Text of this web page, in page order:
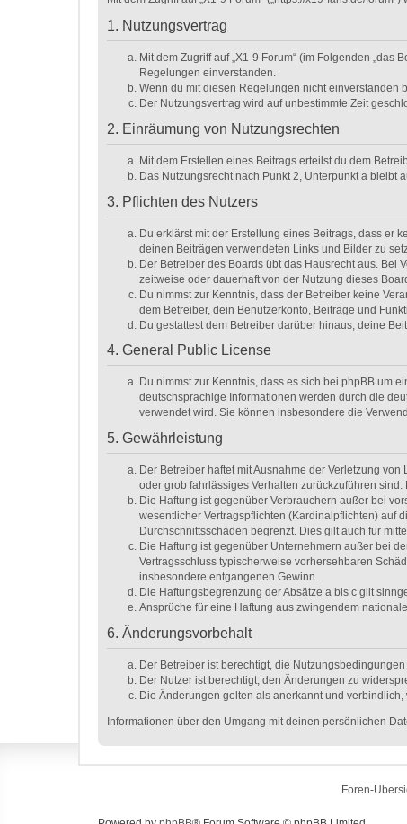
1. Nutzungsvertrag
Mit dem Zugriff auf „X1-9 Forum“ (im Folgenden
Regelungen einverstanden.
Wenn du mit diesen Regelungen nicht einverstanden
Der Nutzungsvertrag wird auf unbestimmte Zeit
2. Einräumung von Nutzungsrechten
Mit dem Erstellen eines Beitrags erteilst du dem
Das Nutzungsrecht nach Punkt 2, Unterpunkt a bleibt
3. Pflichten des Nutzers
Du erklärst mit der Erstellung eines Beitrags, dass er
deinen Beiträgen verwendeten Links und Bilder zu
Der Betreiber des Boards übt das Hausrecht aus.
zeitweise oder dauerhaft von der Nutzung dieses
Du nimmst zur Kenntnis, dass der Betreiber keine
dem Betreiber, dein Benutzerkonto, Beiträge und
Du gestattest dem Betreiber darüber hinaus, deine
4. General Public License
Du nimmst zur Kenntnis, dass es sich bei phpBB um
deutschsprachige Informationen werden durch die
verwendet wird. Sie können insbesondere die
5. Gewährleistung
Der Betreiber haftet mit Ausnahme der Verletzung
oder grob fahrlässiges Verhalten zurückzuführen
Die Haftung ist gegenüber Verbrauchern außer bei
wesentlicher Vertragspflichten (Kardinalpflichten) auf
Durchschnittsschäden begrenzt. Dies gilt auch für
Die Haftung ist gegenüber Unternehmern außer bei
Vertragsschluss typischerweise vorhersehbaren
insbesondere entgangenen Gewinn.
Die Haftungsbegrenzung der Absätze a bis c gilt
Ansprüche für eine Haftung aus zwingendem
6. Änderungsvorbehalt
Der Betreiber ist berechtigt, die
Der Nutzer ist berechtigt, den Änderungen zu
Die Änderungen gelten als anerkannt und
Informationen über den Umgang mit deinen persönlichen
Foren-